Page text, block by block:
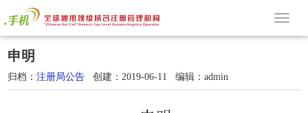
申明
归档：注册局公告 创建：2019-06-11 编辑：admin